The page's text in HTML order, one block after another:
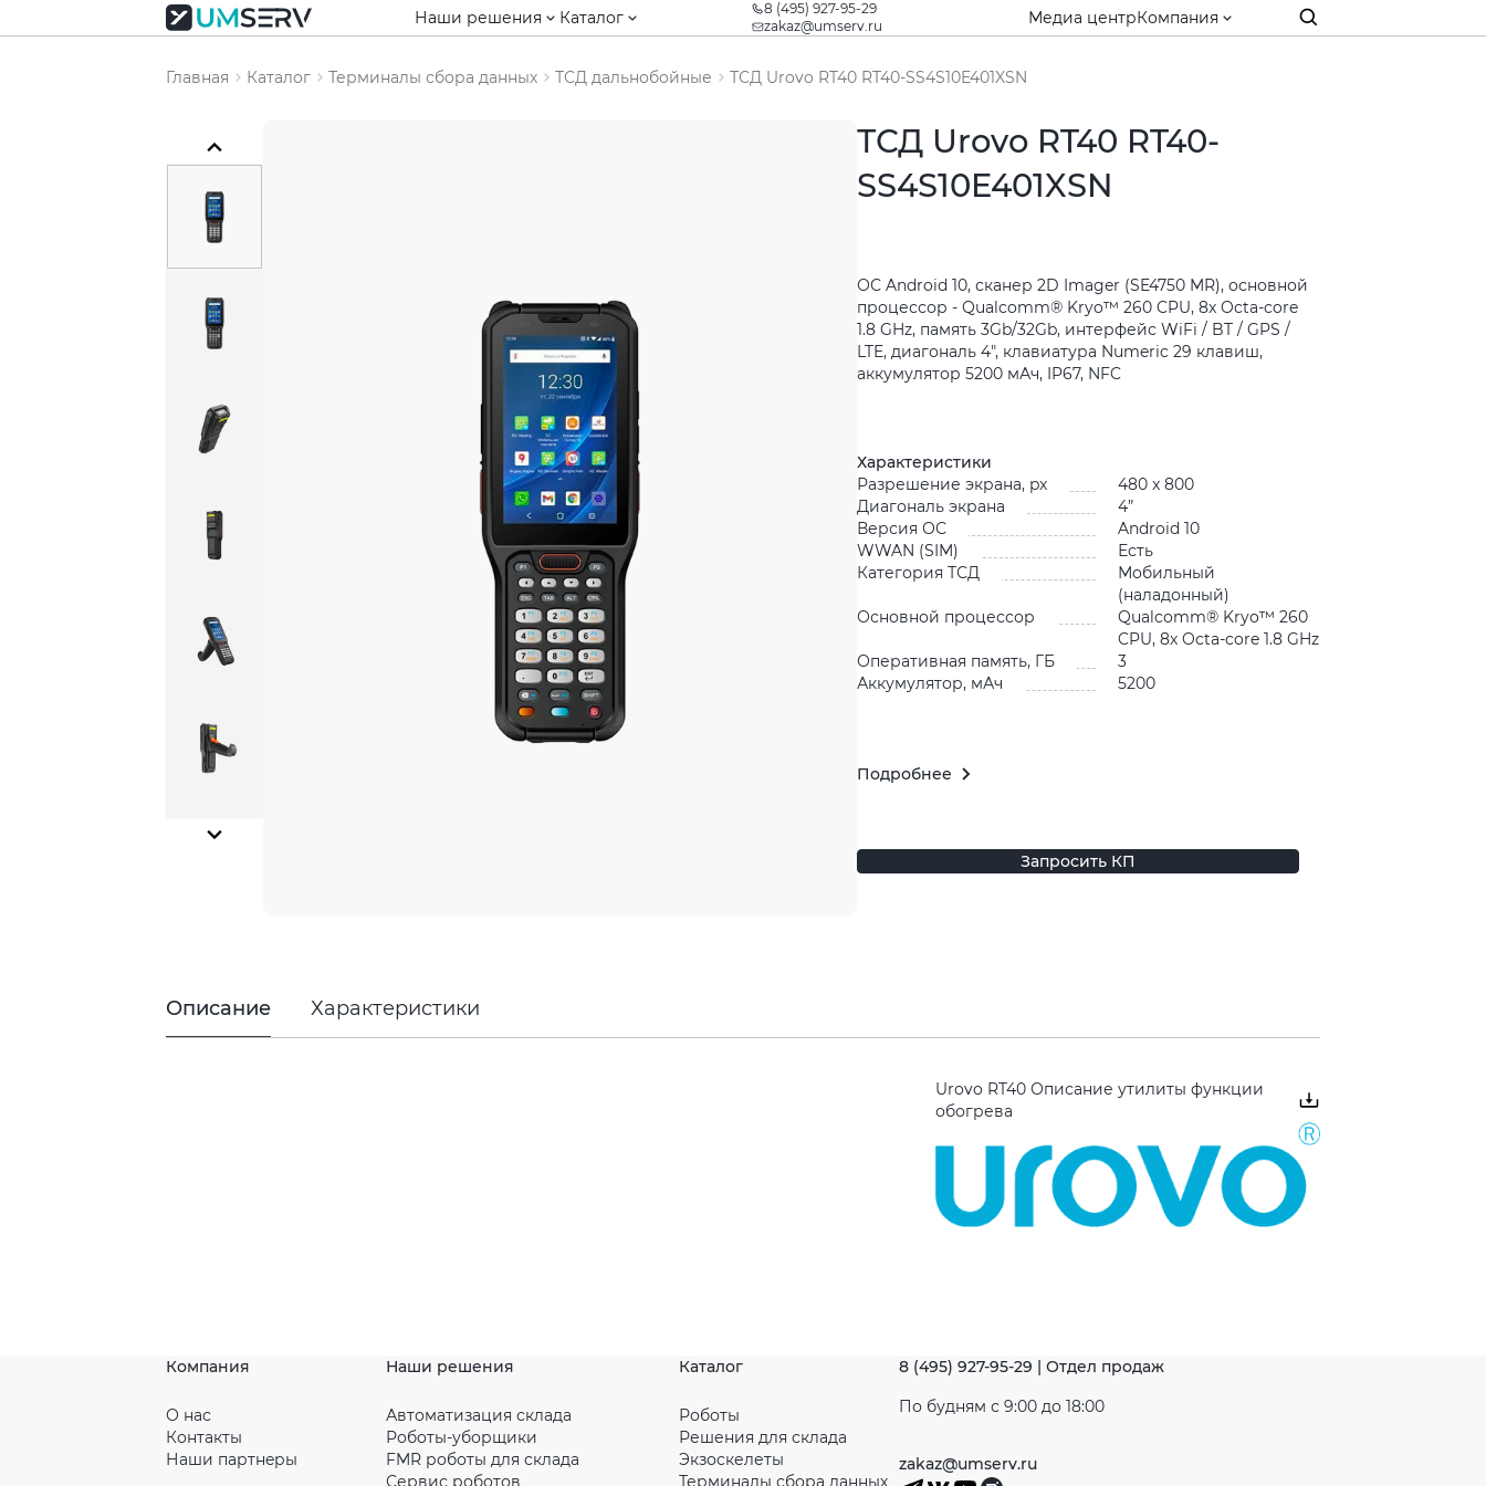
Наши решения Каталог
8 (495) 927-95-29
zakaz@umserv.ru
Медиа центрКомпания
Главная Каталог Терминалы сбора данных ТСД дальнобойные ТСД Urovo RT40 RT40-SS4S10E401XSN
ТСД Urovo RT40 RT40-
SS4S10E401XSN
ОС Android 10, сканер 2D Imager (SE4750 MR), основной
процессор - Qualcomm® Kryo™ 260 CPU, 8x Octa-core
1.8 GHz, память 3Gb/32Gb, интерфейс WiFi / BT / GPS /
LTE, диагональ 4", клавиатура Numeric 29 клавиш,
аккумулятор 5200 мАч, IP67, NFC
Характеристики
Разрешение экрана, px
480 x 800
Диагональ экрана
4”
Версия ОС
Android 10
WWAN (SIM)
Есть
Категория ТСД
Мобильный
(наладонный)
Основной процессор
Qualcomm® Kryo™ 260
CPU, 8x Octa-core 1.8 GHz
Оперативная память, ГБ
3
Аккумулятор, мАч
5200
Подробнее
Запросить КП
Описание Характеристики
Urovo RT40 Описание утилиты функции
обогрева
Компания
О нас
Контакты
Наши партнeры
Наши решения
Автоматизация склада
Роботы-уборщики
FMR роботы для склада
Сервис роботов
Каталог
Роботы
Решения для склада
Экзоскелеты
Терминалы сбора данных
8 (495) 927-95-29 | Отдел продаж
По будням с 9:00 до 18:00
zakaz@umserv.ru